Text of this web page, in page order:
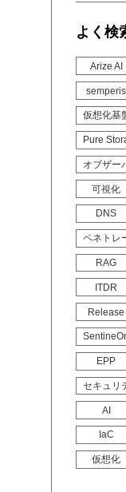
よく検
Arize AI
semperis
仮想化基
Pure
オブザー
可視化
DNS
ペネトレ
RAG
ITDR
Release
EPP
セキュリ
AI
IaC
仮想化